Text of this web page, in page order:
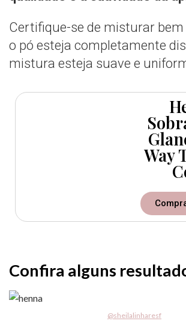
Certifique-se de misturar
o pó esteja completamente
mistura esteja suave e
Way
Confira alguns
@sheilalinharesf